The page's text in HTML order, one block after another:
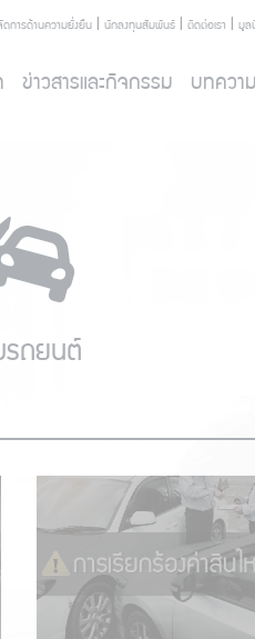
ดการด้านความยั่งยืน นักลงทุนสัมพันธ์ ติดต่อเรา มูล
ข่าวสารและกิจกรรม บทความ
รถยนต์